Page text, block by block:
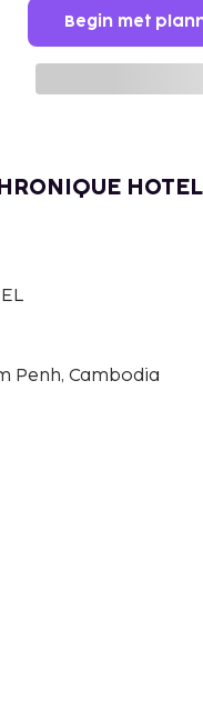
Begin met
HOTEL
Penh, Cambodia